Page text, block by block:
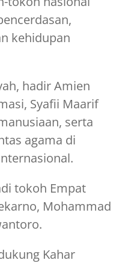
kehidupan
hadir Amien
Syafii Maarif
serta
agama di
tokoh Empat
Mohammad
Kahar